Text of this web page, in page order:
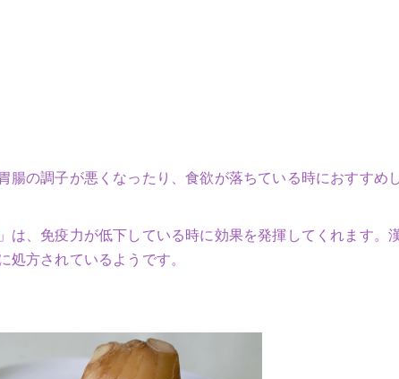
腸の調子が悪くなったり、食欲が落ちている時におすすめ
は、免疫力が低下している時に効果を発揮してくれます。
方されているようです。